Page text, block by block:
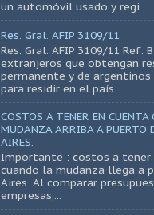
un automóvil usado y regi...
Res. Gral. AFIP 3109/11
Res. Gral. AFIP 3109/11 Ref.
extranjeros que obtengan
permanente y de
para residir en el país...
COSTOS A TENER EN CUENTA
MUDANZA ARRIBA A PUERTO
AIRES.
Importante : costos a tener
cuando la mudanza llega a
Aires. Al comparar
empresas,...